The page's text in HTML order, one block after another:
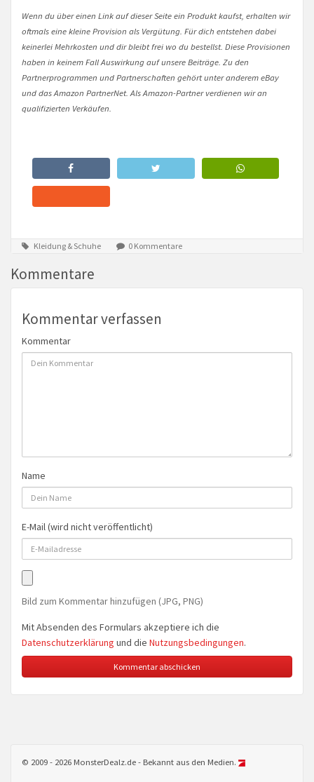
Wenn du über einen Link auf dieser Seite ein Produkt kaufst, erhalten wir
oftmals eine kleine Provision als Vergütung. Für dich entstehen dabei
keinerlei Mehrkosten und dir bleibt frei wo du bestellst. Diese Provisionen
haben in keinem Fall Auswirkung auf unsere Beiträge. Zu den
Partnerprogrammen und Partnerschaften gehört unter anderem eBay
und das Amazon PartnerNet. Als Amazon-Partner verdienen wir an
qualifizierten Verkäufen.
Kleidung & Schuhe 0 Kommentare
Kommentare
Kommentar verfassen
Kommentar
Name
E-Mail (wird nicht veröffentlicht)
Bild zum Kommentar hinzufügen (JPG, PNG)
Mit Absenden des Formulars akzeptiere ich die
Datenschutzerklärung und die Nutzungsbedingungen.
© 2009 - 2026 MonsterDealz.de - Bekannt aus den Medien.